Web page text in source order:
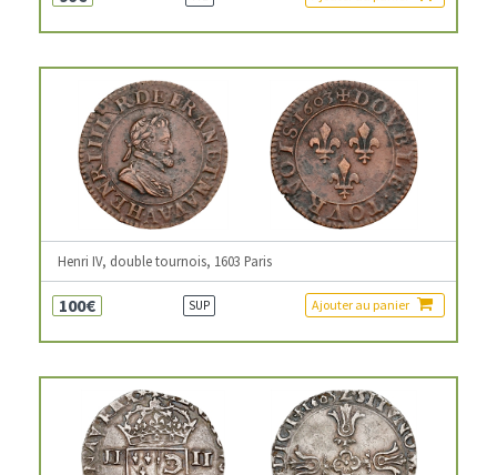
Henri IV, double tournois, 1603 Paris
100€ SUP Ajouter au panier